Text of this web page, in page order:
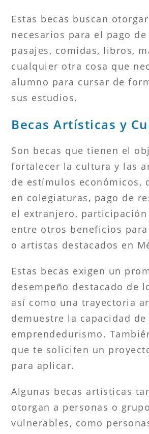
Estas becas buscan
necesarios para el pago
pasajes, comidas, libros,
cualquier otra cosa que
alumno para cursar de
sus estudios.
Becas Artísticas y
Son becas que tienen el
fortalecer la cultura y las
de estímulos económicos,
en colegiaturas, pago de
el extranjero, participación
entre otros beneficios
o artistas destacados en
Estas becas exigen un
desempeño destacado de
así como una trayectoria
demuestre la capacidad
emprendedurismo.
que te soliciten un
para aplicar.
Algunas becas artísticas
otorgan a personas o
vulnerables, como